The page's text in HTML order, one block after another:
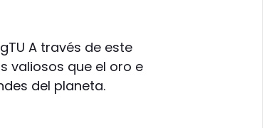
A través de este
valiosos que el oro e
del planeta.